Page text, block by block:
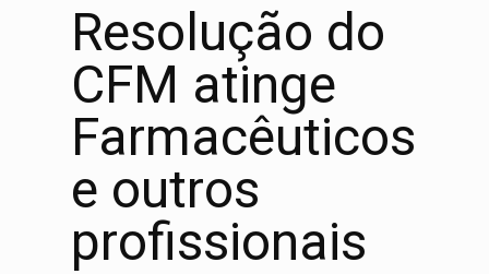
Resolução do
CFM atinge
Farmacêuticos
e outros
profissionais